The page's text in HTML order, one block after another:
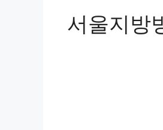
서울지방